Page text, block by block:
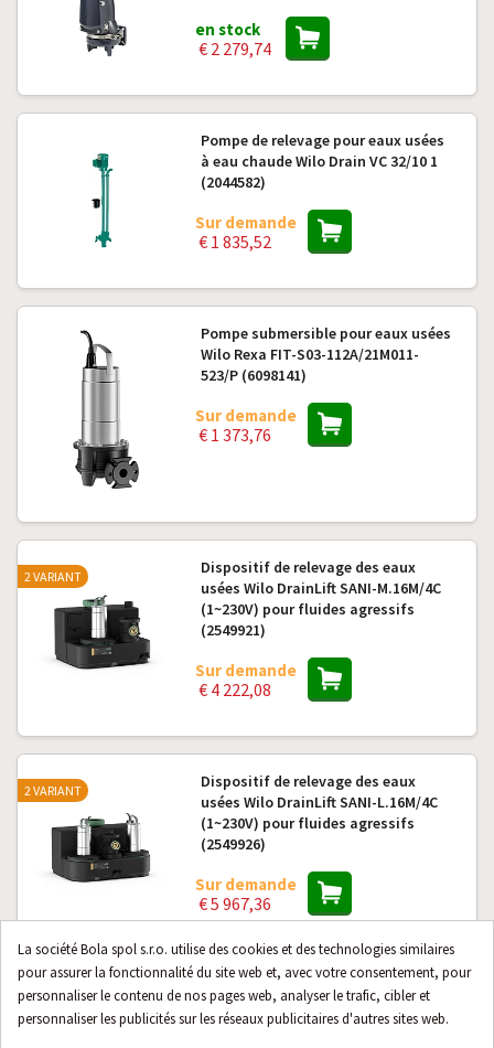
La société Bola spol s.r.o. utilise des cookies et des technologies similaires
pour assurer la fonctionnalité du site web et, avec votre consentement, pour
personnaliser le contenu de nos pages web, analyser le trafic, cibler et
personnaliser les publicités sur les réseaux publicitaires d'autres sites web.
en stock
€ 2 279,74
Pompe de relevage pour eaux usées
à eau chaude Wilo Drain VC 32/10 1
(2044582)
Sur demande
€ 1 835,52
Pompe submersible pour eaux usées
Wilo Rexa FIT-S03-112A/21M011-
523/P (6098141)
Sur demande
€ 1 373,76
Dispositif de relevage des eaux
usées Wilo DrainLift SANI-M.16M/4C
(1~230V) pour fluides agressifs
(2549921)
Sur demande
€ 4 222,08
2 VARIANT
Dispositif de relevage des eaux
usées Wilo DrainLift SANI-L.16M/4C
(1~230V) pour fluides agressifs
(2549926)
Sur demande
€ 5 967,36
2 VARIANT
Dispositif de relevage des eaux
usées Wilo DrainLift SANI-S.11M/3C
2 VARIANT